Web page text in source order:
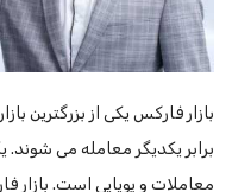
بازار فارکس یکی از بزرگترین
برابر یکدیگر معامله می شوند.